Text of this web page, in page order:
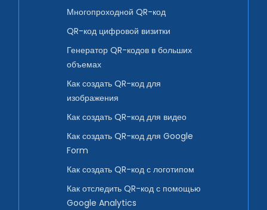
Многопроходной QR-код
QR-код цифровой визитки
Генератор QR-кодов в больших
объемах
Как создать QR-код для
изображения
Как создать QR-код для видео
Как создать QR-код для Google
Form
Как создать QR-код с логотипом
Как отследить QR-код с помощью
Google Analytics